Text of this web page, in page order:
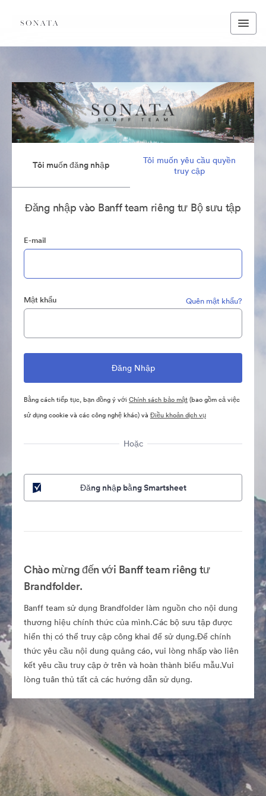
Tôi muốn đăng nhập
Tôi muốn yêu cầu quyền
truy cập
Đăng nhập vào Banff team riêng tư Bộ sưu tập
E-mail
Mật khẩu Quên mật khẩu?
Bằng cách tiếp tục, bạn đồng ý với Chính sách bảo mật(bao gồm cả việc
sử dụng cookie và các công nghệ khác) và Điều khoản dịch vụ
Hoặc
Đăng nhập bằng Smartsheet
Chào mừng đến với Banff team riêng tư
Brandfolder.
Banff team sử dụng Brandfolder làm nguồn cho nội dung
thương hiệu chính thức của mình.Các bộ sưu tập được
hiển thị có thể truy cập công khai để sử dụng.Để chính
thức yêu cầu nội dung quảng cáo, vui lòng nhấp vào liên
kết yêu cầu truy cập ở trên và hoàn thành biểu mẫu.Vui
lòng tuân thủ tất cả các hướng dẫn sử dụng.